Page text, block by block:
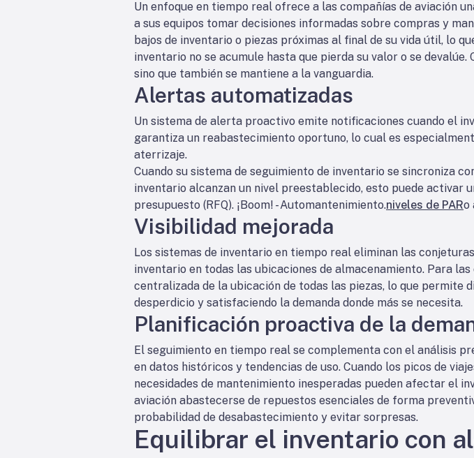
Un enfoque en tiempo real ofrece a las compañías de aviación
a sus equipos tomar decisiones informadas sobre compras y
bajos de inventario o piezas próximas al final de su vida útil, lo
inventario no se acumule hasta que pierda su valor o se
sino que también se mantiene a la vanguardia.
Alertas automatizadas
Un sistema de alerta proactivo emite notificaciones cuando el
garantiza un reabastecimiento oportuno, lo cual es
aterrizaje.
Cuando su sistema de seguimiento de inventario se sincroniza
inventario alcanzan un nivel preestablecido, esto puede activar
presupuesto (RFQ). ¡Boom! - Automantenimiento.niveles de PARo
Visibilidad mejorada
Los sistemas de inventario en tiempo real eliminan las
inventario en todas las ubicaciones de almacenamiento. Para
centralizada de la ubicación de todas las piezas, lo que
desperdicio y satisfaciendo la demanda donde más se necesita.
Planificación proactiva de la
El seguimiento en tiempo real se complementa con el análisis
en datos históricos y tendencias de uso. Cuando los picos de
necesidades de mantenimiento inesperadas pueden afectar el
aviación abastecerse de repuestos esenciales de forma
probabilidad de desabastecimiento y evitar sorpresas.
Equilibrar el inventario con